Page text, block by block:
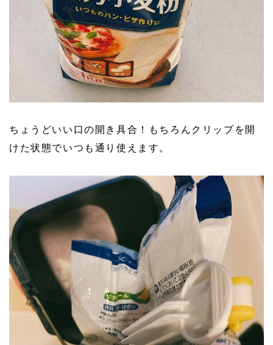
ちょうどいい口の開き具合！もちろんクリップを開
けた状態でいつも通り使えます。